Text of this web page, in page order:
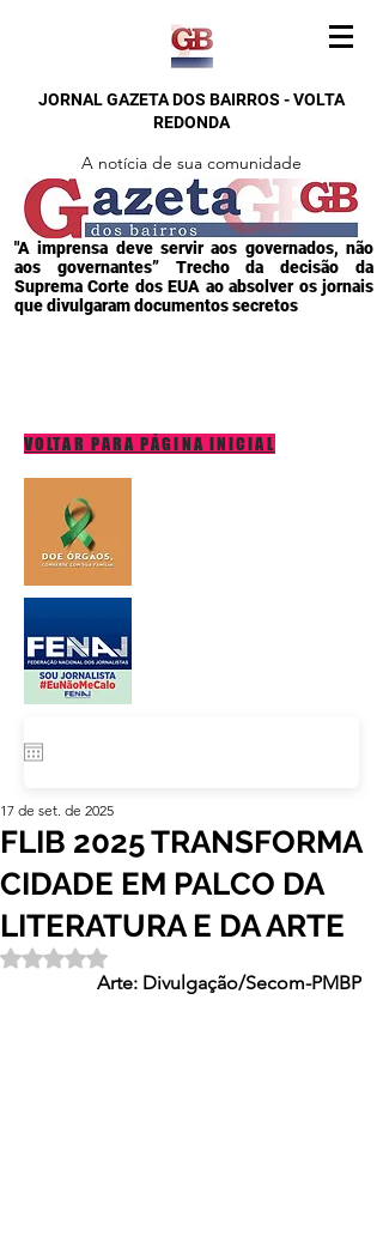
JORNAL GAZETA DOS BAIRROS - VOLTA
REDONDA
A notícia de sua comunidade
"A imprensa deve servir aos governados, não
aos governantes” Trecho da decisão da
Suprema Corte dos EUA ao absolver os jornais
que divulgaram documentos secretos
VOLTAR PARA PÁGINA INICIAL
FLIB 2025 TRANSFORMA
CIDADE EM PALCO DA
LITERATURA E DA ARTE
17 de set. de 2025
Avaliado com NaN de 5 estrelas.
Arte: Divulgação/Secom-PMBP